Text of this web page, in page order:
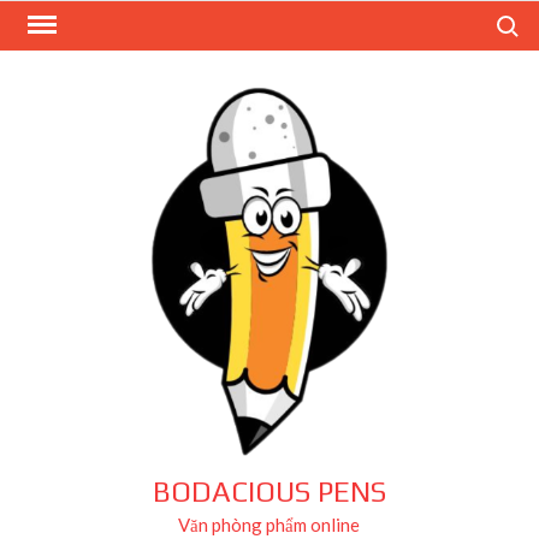
Skip
BODACIOUS PENS
Văn phòng phẩm online